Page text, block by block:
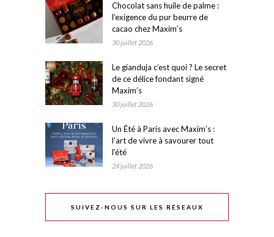
Chocolat sans huile de palme :
l’exigence du pur beurre de
cacao chez Maxim’s
30 juillet 2026
Le gianduja c’est quoi ? Le secret
de ce délice fondant signé
Maxim’s
30 juillet 2026
Un Été à Paris avec Maxim’s :
l’art de vivre à savourer tout
l’été
24 juillet 2026
SUIVEZ-NOUS SUR LES RÉSEAUX